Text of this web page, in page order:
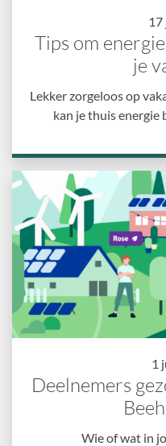
Tips om
je
Lekker zorgeloos op
kan je thuis energie
1
Deelnemers
Wie of wat in